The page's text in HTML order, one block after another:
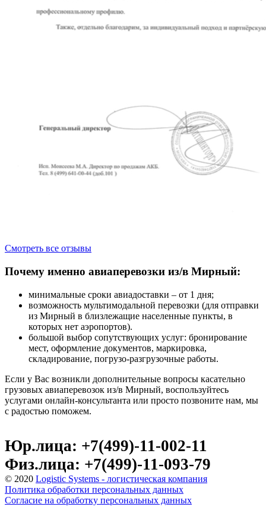
Смотреть все отзывы
Почему именно авиаперевозки из/в Мирный:
минимальные сроки авиадоставки – от 1 дня;
возможность мультимодальной перевозки (для отправки
из Мирный в близлежащие населенные пункты, в
которых нет аэропортов).
большой выбор сопутствующих услуг: бронирование
мест, оформление документов, маркировка,
складирование, погрузо-разгрузочные работы.
Если у Вас возникли дополнительные вопросы касательно
грузовых авиаперевозок из/в Мирный, воспользуйтесь
услугами онлайн-консультанта или просто позвоните нам, мы
с радостью поможем.
Юр.лица: +7(499)-11-002-11
Физ.лица: +7(499)-11-093-79
© 2020 Logistic Systems - логистическая компания
Политика обработки персональных данных
Согласие на обработку персональных данных